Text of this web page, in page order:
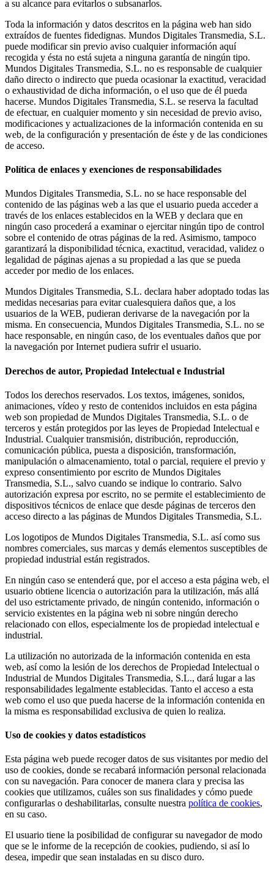
a su alcance para evitarlos o subsanarlos.
Toda la información y datos descritos en la página web han sido
extraídos de fuentes fidedignas. Mundos Digitales Transmedia, S.L.
puede modificar sin previo aviso cualquier información aquí
recogida y ésta no está sujeta a ninguna garantía de ningún tipo.
Mundos Digitales Transmedia, S.L. no es responsable de cualquier
daño directo o indirecto que pueda ocasionar la exactitud, veracidad
o exhaustividad de dicha información, o el uso que de él pueda
hacerse. Mundos Digitales Transmedia, S.L. se reserva la facultad
de efectuar, en cualquier momento y sin necesidad de previo aviso,
modificaciones y actualizaciones de la información contenida en su
web, de la configuración y presentación de éste y de las condiciones
de acceso.
Política de enlaces y exenciones de responsabilidades
Mundos Digitales Transmedia, S.L. no se hace responsable del
contenido de las páginas web a las que el usuario pueda acceder a
través de los enlaces establecidos en la WEB y declara que en
ningún caso procederá a examinar o ejercitar ningún tipo de control
sobre el contenido de otras páginas de la red. Asimismo, tampoco
garantizará la disponibilidad técnica, exactitud, veracidad, validez o
legalidad de páginas ajenas a su propiedad a las que se pueda
acceder por medio de los enlaces.
Mundos Digitales Transmedia, S.L. declara haber adoptado todas las
medidas necesarias para evitar cualesquiera daños que, a los
usuarios de la WEB, pudieran derivarse de la navegación por la
misma. En consecuencia, Mundos Digitales Transmedia, S.L. no se
hace responsable, en ningún caso, de los eventuales daños que por
la navegación por Internet pudiera sufrir el usuario.
Derechos de autor, Propiedad Intelectual e Industrial
Todos los derechos reservados. Los textos, imágenes, sonidos,
animaciones, vídeo y resto de contenidos incluidos en esta página
web son propiedad de Mundos Digitales Transmedia, S.L. o de
terceros y están protegidos por las leyes de Propiedad Intelectual e
Industrial. Cualquier transmisión, distribución, reproducción,
comunicación pública, puesta a disposición, transformación,
manipulación o almacenamiento, total o parcial, requiere el previo y
expreso consentimiento por escrito de Mundos Digitales
Transmedia, S.L., salvo cuando se indique lo contrario. Salvo
autorización expresa por escrito, no se permite el establecimiento de
dispositivos técnicos de enlace que desde páginas de terceros den
acceso directo a las páginas de Mundos Digitales Transmedia, S.L.
Los logotipos de Mundos Digitales Transmedia, S.L. así como sus
nombres comerciales, sus marcas y demás elementos susceptibles de
propiedad industrial están registrados.
En ningún caso se entenderá que, por el acceso a esta página web, el
usuario obtiene licencia o autorización para la utilización, más allá
del uso estrictamente privado, de ningún contenido, información o
servicio existentes en la página web ni sobre ningún derecho
relacionado con ellos, especialmente los de propiedad intelectual e
industrial.
La utilización no autorizada de la información contenida en esta
web, así como la lesión de los derechos de Propiedad Intelectual o
Industrial de Mundos Digitales Transmedia, S.L., dará lugar a las
responsabilidades legalmente establecidas. Tanto el acceso a esta
web como el uso que pueda hacerse de la información contenida en
la misma es responsabilidad exclusiva de quien lo realiza.
Uso de cookies y datos estadísticos
Esta página web puede recoger datos de sus visitantes por medio del
uso de cookies, donde se recabará información personal relacionada
con su navegación. Para conocer de manera clara y precisa las
cookies que utilizamos, cuáles son sus finalidades y cómo puede
configurarlas o deshabilitarlas, consulte nuestra política de cookies,
en su caso.
El usuario tiene la posibilidad de configurar su navegador de modo
que se le informe de la recepción de cookies, pudiendo, si así lo
desea, impedir que sean instaladas en su disco duro.